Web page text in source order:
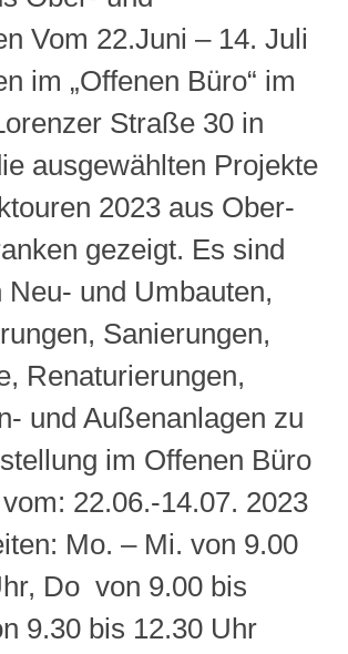
Vom 22.Juni – 14. Juli
im „Offenen Büro“ im
Straße 30 in
ausgewählten Projekte
2023 aus Ober-
gezeigt. Es sind
Neu- und Umbauten,
Sanierungen,
Renaturierungen,
und Außenanlagen zu
im Offenen Büro
22.06.-14.07. 2023
Mo. – Mi. von 9.00
Do von 9.00 bis
9.30 bis 12.30 Uhr